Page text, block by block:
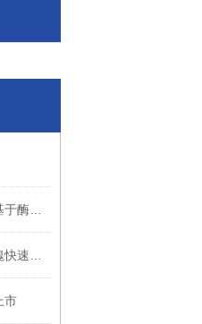
酶促反應動力學原理
速檢測儀
市